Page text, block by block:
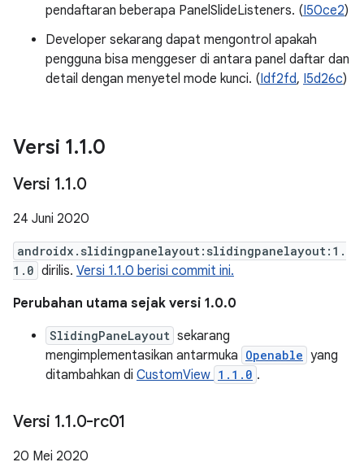
pendaftaran beberapa PanelSlideListeners. (I50ce2)
Developer sekarang dapat mengontrol apakah
pengguna bisa menggeser di antara panel daftar dan
detail dengan menyetel mode kunci. (Idf2fd, I5d26c)
Versi 1.1.0
Versi 1.1.0
24 Juni 2020
androidx.slidingpanelayout:slidingpanelayout:1.
1.0 dirilis. Versi 1.1.0 berisi commit ini.
Perubahan utama sejak versi 1.0.0
SlidingPaneLayout sekarang
mengimplementasikan antarmuka Openable yang
ditambahkan di CustomView 1.1.0 .
Versi 1.1.0-rc01
20 Mei 2020